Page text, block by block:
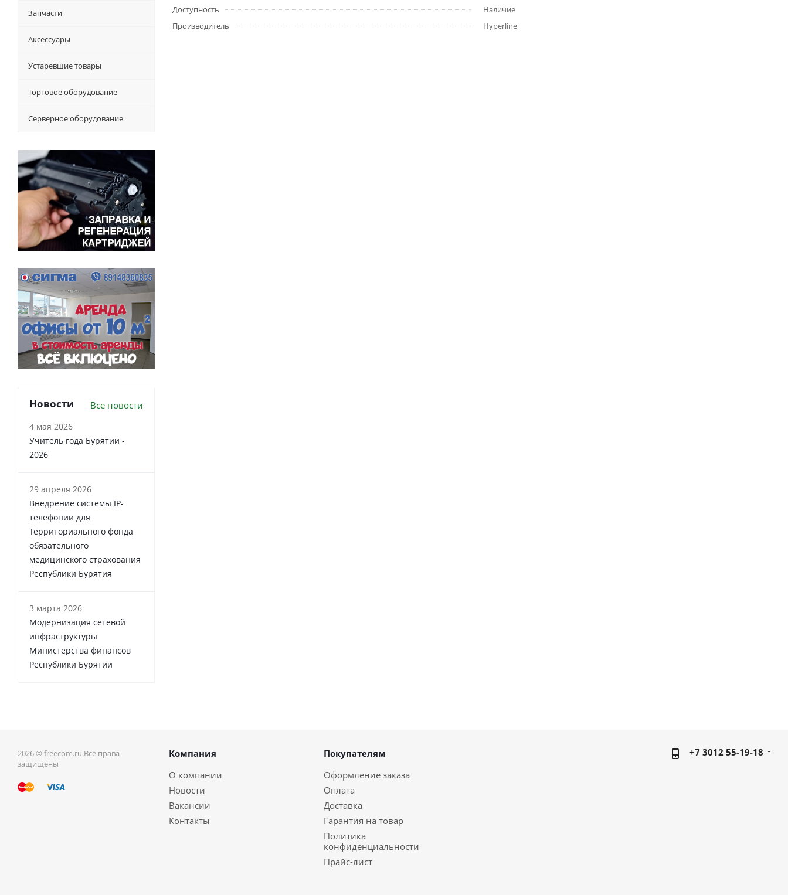
Доступность
Наличие
Производитель
Hyperline
Запчасти
Аксессуары
Устаревшие товары
Торговое оборудование
Серверное оборудование
Новости Все новости
4 мая 2026
Учитель года Бурятии -
2026
29 апреля 2026
Внедрение системы IP-
телефонии для
Территориального фонда
обязательного
медицинского страхования
Республики Бурятия
3 марта 2026
Модернизация сетевой
инфраструктуры
Министерства финансов
Республики Бурятии
2026 © freecom.ru Все права
защищены
Компания
О компании
Новости
Вакансии
Контакты
Покупателям
Оформление заказа
Оплата
Доставка
Гарантия на товар
Политика
конфиденциальности
Прайс-лист
+7 3012 55-19-18